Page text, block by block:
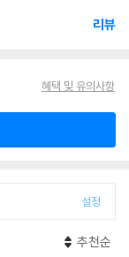
리뷰
혜택 및 유의사항
설정
추천순